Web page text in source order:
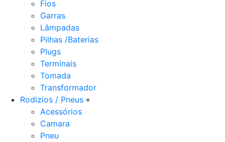
Fios
Garras
Lâmpadas
Pilhas /Baterias
Plugs
Terminais
Tomada
Transformador
Rodizios / Pneus
Acessórios
Camara
Pneu